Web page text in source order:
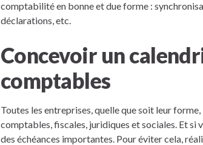
comptabilité en bonne et due forme :
déclarations, etc.
Concevoir un
comptables
Toutes les entreprises, quelle que soit leur
comptables, fiscales, juridiques et sociales. Et si
des échéances importantes. Pour éviter cela,